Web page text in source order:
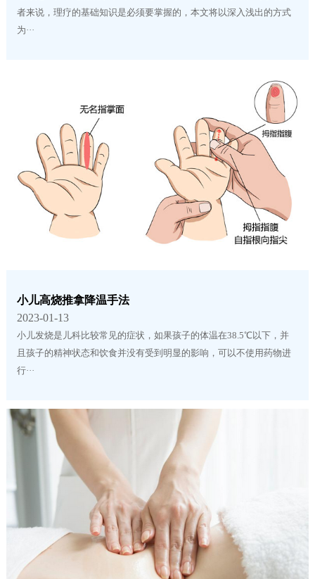
者来说，理疗的基础知识是必须要掌握的，本文将以深入浅出的方式
为···
小儿高烧推拿降温手法
2023-01-13
小儿发烧是儿科比较常见的症状，如果孩子的体温在38.5℃以下，并
且孩子的精神状态和饮食并没有受到明显的影响，可以不使用药物进
行···